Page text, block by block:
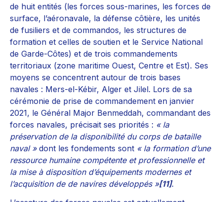
de huit entités (les forces sous-marines, les forces de
surface, l’aéronavale, la défense côtière, les unités
de fusiliers et de commandos, les structures de
formation et celles de soutien et le Service National
de Garde-Côtes) et de trois commandements
territoriaux (zone maritime Ouest, Centre et Est). Ses
moyens se concentrent autour de trois bases
navales : Mers-el-Kébir, Alger et Jilel. Lors de sa
cérémonie de prise de commandement en janvier
2021, le Général Major Benmeddah, commandant des
forces navales, précisait ses priorités : « la
préservation de la disponibilité du corps de bataille
naval »dont les fondements sont « la formation d’une
ressource humaine compétente et professionnelle et
la mise à disposition d’équipements modernes et
l’acquisition de de navires développés »[11].